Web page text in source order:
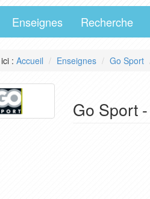
Enseignes Recherche
: Accueil Enseignes Go Sport
Go Sport